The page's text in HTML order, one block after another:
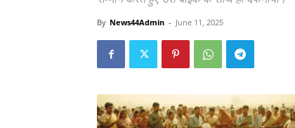
By News44Admin - June 11, 2025